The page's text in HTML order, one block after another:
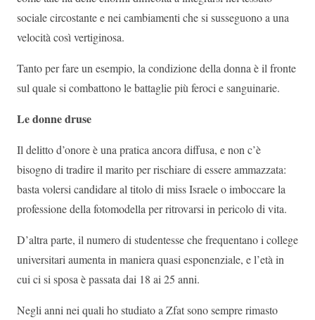
sociale circostante e nei cambiamenti che si susseguono a una
velocità così vertiginosa.
Tanto per fare un esempio, la condizione della donna è il fronte
sul quale si combattono le battaglie più feroci e sanguinarie.
Le donne druse
Il delitto d’onore è una pratica ancora diffusa, e non c’è
bisogno di tradire il marito per rischiare di essere ammazzata:
basta volersi candidare al titolo di miss Israele o imboccare la
professione della fotomodella per ritrovarsi in pericolo di vita.
D’altra parte, il numero di studentesse che frequentano i college
universitari aumenta in maniera quasi esponenziale, e l’età in
cui ci si sposa è passata dai 18 ai 25 anni.
Negli anni nei quali ho studiato a Zfat sono sempre rimasto